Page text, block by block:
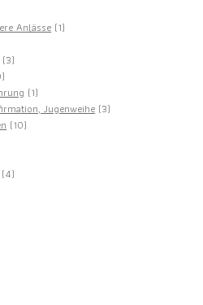
Anlässe 11
33
0
Produkte
11
Produkt
Jugenweihe 33
1010
44